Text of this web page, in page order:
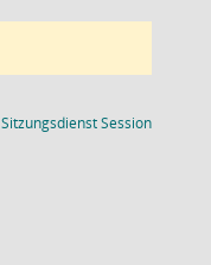
SitzungsdienstSession(Wird in